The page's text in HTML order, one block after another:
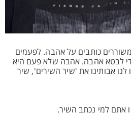
כותבים על אהבה. לפעמים
לבטא אהבה. אהבה שלא פעם היא
לנו אבותינו את 'שיר השירים', שיר
אתם למי נכתב השיר.